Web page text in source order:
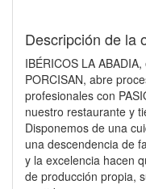
Descripción de la
IBÉRICOS LA
PORCISAN, abre
profesionales con
nuestro restaurante y
Disponemos de una
una descendencia de
y la excelencia hacen
de producción propia,